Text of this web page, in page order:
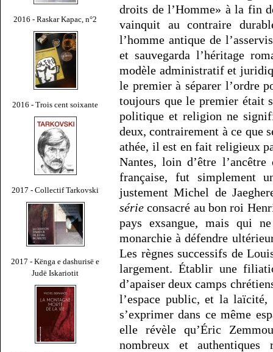
2016 - Raskar Kapac, n°2
2016 - Trois cent soixante
2017 - Collectif Tarkovski
2017 - Kënga e dashurisë e
Judë Iskariotit
droits de l’Homme» à la fin
vainquit au contraire
l’homme antique de
et sauvegarda l’héritage
modèle administratif et
le premier à séparer l’ordre
toujours que le premier était
politique et religion ne
deux, contrairement à ce que
athée, il est en fait religieux
Nantes, loin d’être
française, fut simplement
justement Michel de
série consacré au bon roi
pays exsangue, mais qui
monarchie à défendre
Les règnes successifs de
largement. Établir une
d’apaiser deux camps
l’espace public, et la
s’exprimer dans ce même
elle révèle qu’Éric
nombreux et